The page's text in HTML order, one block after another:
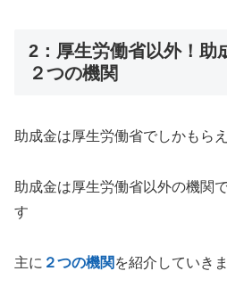
2：厚生労働省以外！助
２つの機関
助成金は厚生労働省でしかもら
助成金は厚生労働省以外の機関
す
主に ２つの機関 を紹介していきま